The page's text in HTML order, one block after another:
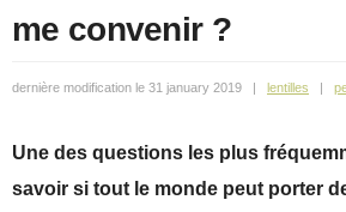
me convenir ?
31 january 2019 lentilles
Une des questions les plus
savoir si tout le monde peut porter